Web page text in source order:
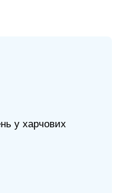
у харчових